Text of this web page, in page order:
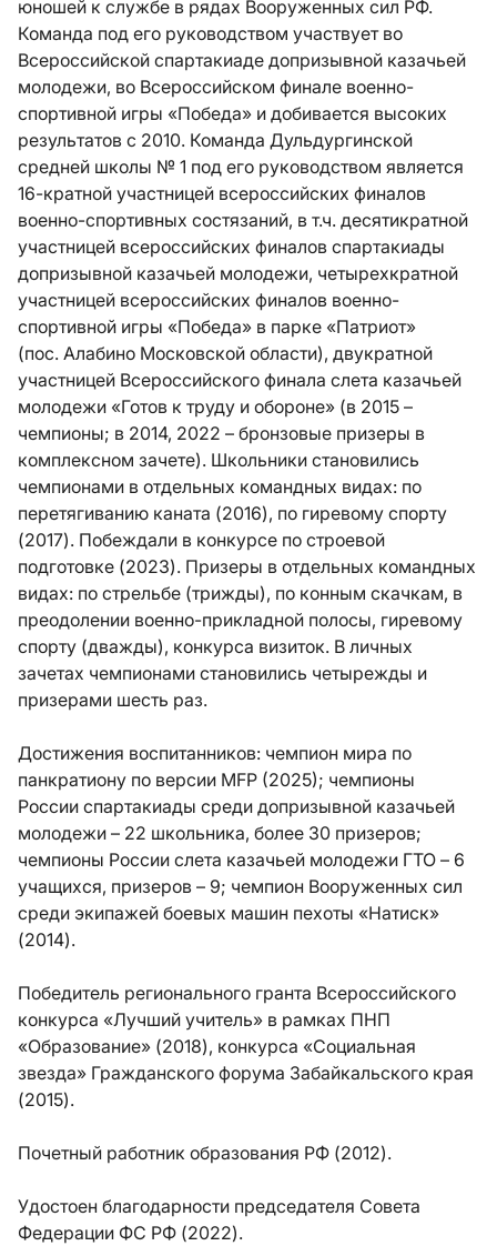
юношей к службе в рядах Вооруженных сил РФ.
Команда под его руководством участвует во
Всероссийской спартакиаде допризывной казачьей
молодежи, во Всероссийском финале военно-
спортивной игры «Победа» и добивается высоких
результатов с 2010. Команда Дульдургинской
средней школы № 1 под его руководством является
16-кратной участницей всероссийских финалов
военно-спортивных состязаний, в т.ч. десятикратной
участницей всероссийских финалов спартакиады
допризывной казачьей молодежи, четырехкратной
участницей всероссийских финалов военно-
спортивной игры «Победа» в парке «Патриот»
(пос. Алабино Московской области), двукратной
участницей Всероссийского финала слета казачьей
молодежи «Готов к труду и обороне» (в 2015 –
чемпионы; в 2014, 2022 – бронзовые призеры в
комплексном зачете). Школьники становились
чемпионами в отдельных командных видах: по
перетягиванию каната (2016), по гиревому спорту
(2017). Побеждали в конкурсе по строевой
подготовке (2023). Призеры в отдельных командных
видах: по стрельбе (трижды), по конным скачкам, в
преодолении военно-прикладной полосы, гиревому
спорту (дважды), конкурса визиток. В личных
зачетах чемпионами становились четырежды и
призерами шесть раз.
Достижения воспитанников: чемпион мира по
панкратиону по версии MFP (2025); чемпионы
России спартакиады среди допризывной казачьей
молодежи – 22 школьника, более 30 призеров;
чемпионы России слета казачьей молодежи ГТО – 6
учащихся, призеров – 9; чемпион Вооруженных сил
среди экипажей боевых машин пехоты «Натиск»
(2014).
Победитель регионального гранта Всероссийского
конкурса «Лучший учитель» в рамках ПНП
«Образование» (2018), конкурса «Социальная
звезда» Гражданского форума Забайкальского края
(2015).
Почетный работник образования РФ (2012).
Удостоен благодарности председателя Совета
Федерации ФС РФ (2022).